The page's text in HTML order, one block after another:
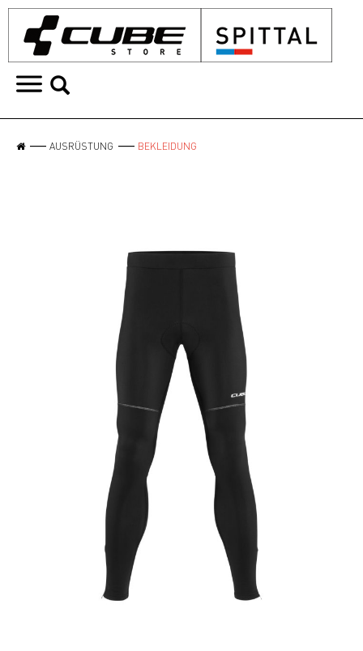
AUSRÜSTUNG BEKLEIDUNG